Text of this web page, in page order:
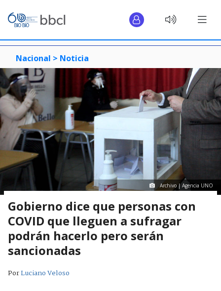
Nacional > Noticia
Archivo | Agencia UNO
Gobierno dice que personas con
COVID que lleguen a sufragar
podrán hacerlo pero serán
sancionadas
PorLuciano Veloso